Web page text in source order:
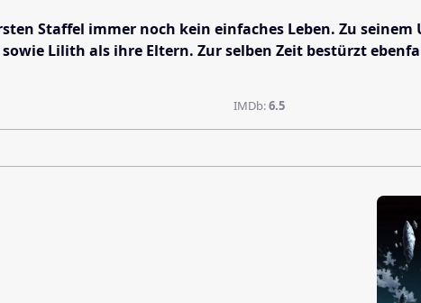
Staffel immer noch kein einfaches Leben. Zu
Lilith als ihre Eltern. Zur selben Zeit bestürzt
IMDb:6.5